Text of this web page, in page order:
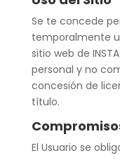
Se te concede
temporalmente
sitio web de
personal y no
concesión de
título.
El Usuario se